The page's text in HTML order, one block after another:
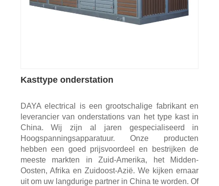
Kasttype onderstation
DAYA electrical is een grootschalige fabrikant en
leverancier van onderstations van het type kast in
China. Wij zijn al jaren gespecialiseerd in
Hoogspanningsapparatuur. Onze producten
hebben een goed prijsvoordeel en bestrijken de
meeste markten in Zuid-Amerika, het Midden-
Oosten, Afrika en Zuidoost-Azië. We kijken ernaar
uit om uw langdurige partner in China te worden. Of